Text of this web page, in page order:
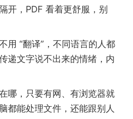
开，PDF 看着更舒服，别
用 “翻译”，不同语言的人都
递文字说不出来的情绪，内
哪，只要有网、有浏览器就
都能处理文件，还能跟别人